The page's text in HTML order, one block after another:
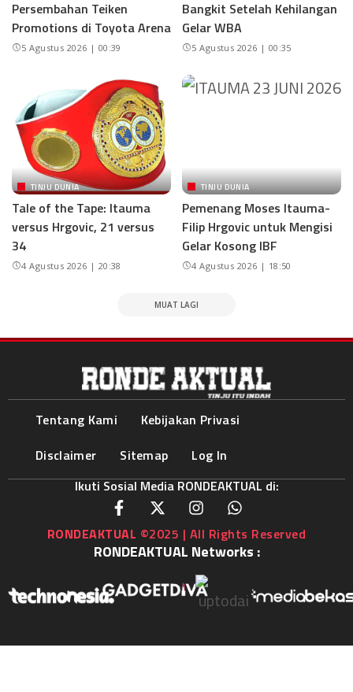
Persembahan Teiken
Promotions di Toyota Arena
5 Agustus 2026 | 00:39
Bangkit Setelah Kehilangan
Gelar WBA
5 Agustus 2026 | 00:35
TINJU DUNIA
Tale of the Tape: Itauma
versus Hrgovic, 21 versus
34
4 Agustus 2026 | 20:38
TINJU DUNIA
Pemenang Moses Itauma-
Filip Hrgovic untuk Mengisi
Gelar Kosong IBF
4 Agustus 2026 | 18:50
MUAT LAGI
Tentang Kami
Kebijakan Privasi
Disclaimer
Sitemap
Log In
Ikuti Sosial Media RONDEAKTUAL di:
RONDEAKTUAL ©2025 | All Rights Reserved
RONDEAKTUAL Networks :